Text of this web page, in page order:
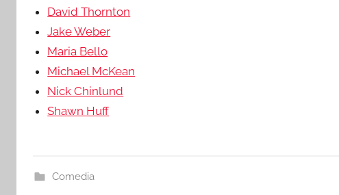
David Thornton
Jake Weber
Maria Bello
Michael McKean
Nick Chinlund
Shawn Huff
Comedia